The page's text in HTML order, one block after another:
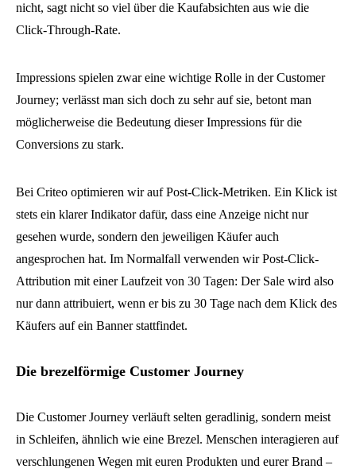
nicht, sagt nicht so viel über die Kaufabsichten aus wie die
Click-Through-Rate.
Impressions spielen zwar eine wichtige Rolle in der Customer
Journey; verlässt man sich doch zu sehr auf sie, betont man
möglicherweise die Bedeutung dieser Impressions für die
Conversions zu stark.
Bei Criteo optimieren wir auf Post-Click-Metriken. Ein Klick ist
stets ein klarer Indikator dafür, dass eine Anzeige nicht nur
gesehen wurde, sondern den jeweiligen Käufer auch
angesprochen hat. Im Normalfall verwenden wir Post-Click-
Attribution mit einer Laufzeit von 30 Tagen: Der Sale wird also
nur dann attribuiert, wenn er bis zu 30 Tage nach dem Klick des
Käufers auf ein Banner stattfindet.
Die brezelförmige Customer Journey
Die Customer Journey verläuft selten geradlinig, sondern meist
in Schleifen, ähnlich wie eine Brezel. Menschen interagieren auf
verschlungenen Wegen mit euren Produkten und eurer Brand –